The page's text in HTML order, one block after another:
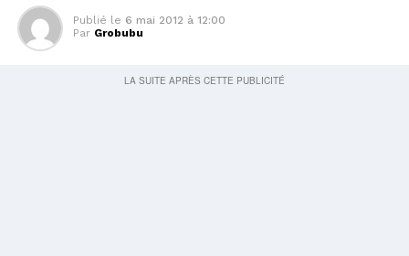
Publié le 6 mai 2012 à 12:00
Par Grobubu